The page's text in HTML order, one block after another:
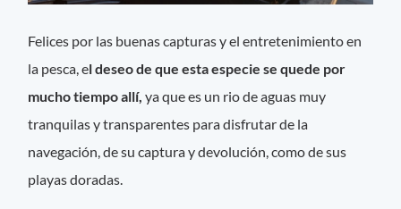
Felices por las buenas capturas y el entretenimiento en
la pesca, el deseo de que esta especie se quede por
mucho tiempo allí, ya que es un rio de aguas muy
tranquilas y transparentes para disfrutar de la
navegación, de su captura y devolución, como de sus
playas doradas.